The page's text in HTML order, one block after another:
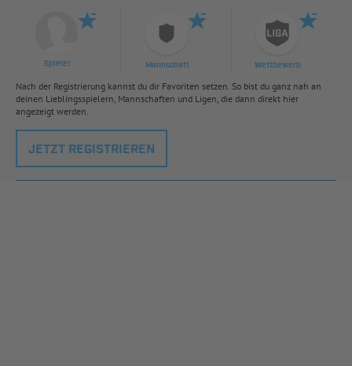
Spieler Mannschaft Wettbewerb
Nach der Registrierung kannst du dir Favoriten setzen. So bist du ganz nah an
deinen Lieblingsspielern, Mannschaften und Ligen, die dann direkt hier
angezeigt werden.
JETZT REGISTRIEREN